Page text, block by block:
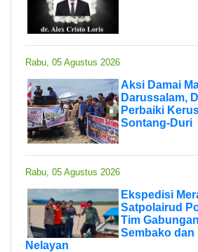
Rabu, 05 Agustus 2026
Aksi Damai
Darussalam,
Perbaiki
Sontang-Duri
Rabu, 05 Agustus 2026
Ekspedisi
Satpolairud
Tim
Sembako dan
Nelayan